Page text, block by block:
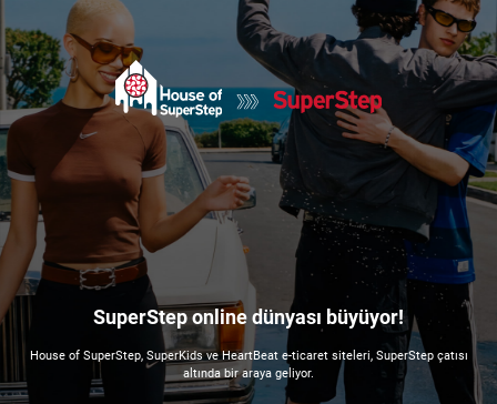
SuperStep online dünyası büyüyor!
House of SuperStep, SuperKids ve HeartBeat e-ticaret siteleri, SuperStep çatısı
altında bir araya geliyor.